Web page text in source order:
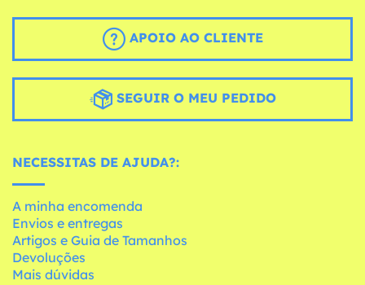
APOIO AO CLIENTE
SEGUIR O MEU PEDIDO
NECESSITAS DE AJUDA?:
A minha encomenda
Envios e entregas
Artigos e Guia de Tamanhos
Devoluções
Mais dúvidas